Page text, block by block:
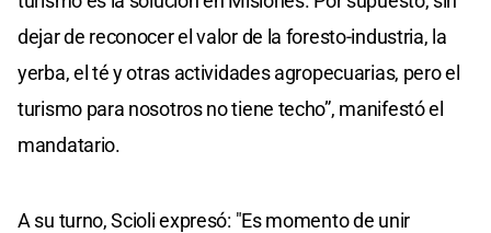
dejar de reconocer el valor de la foresto-industria, la
yerba, el té y otras actividades agropecuarias, pero el
turismo para nosotros no tiene techo”, manifestó el
mandatario.
A su turno, Scioli expresó: "Es momento de unir